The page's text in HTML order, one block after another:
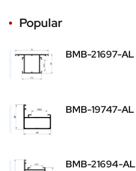
Popular
BMB-21697-AL
BMB-19747-AL
BMB-21694-AL